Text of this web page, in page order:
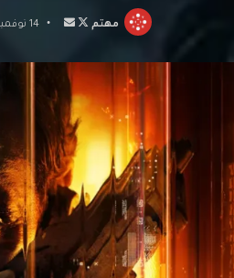
مهتم
تابع أرسل14 نوفمبر، 2025